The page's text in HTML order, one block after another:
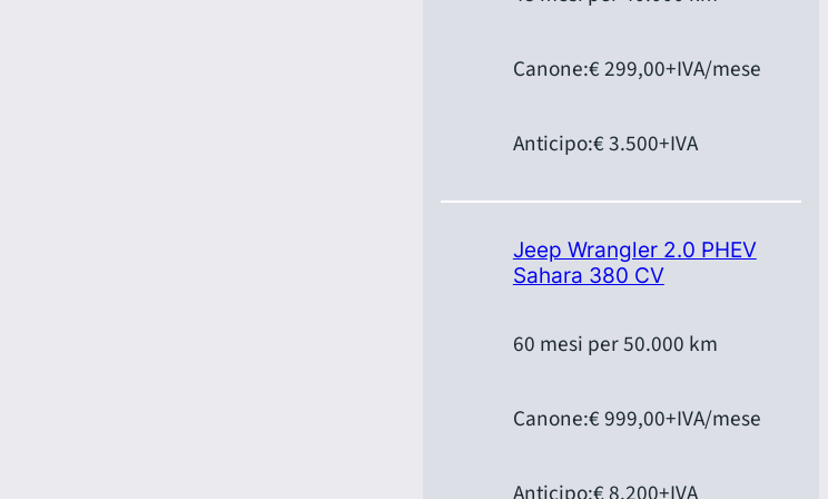
Canone:€ 299,00+IVA/mese
Anticipo:€ 3.500+IVA
Jeep Wrangler 2.0 PHEV
Sahara 380 CV
60 mesi per 50.000 km
Canone:€ 999,00+IVA/mese